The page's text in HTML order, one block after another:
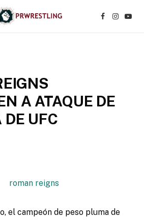
Facebook
A ATAQUE DE
UFC
el campeón de peso pluma de